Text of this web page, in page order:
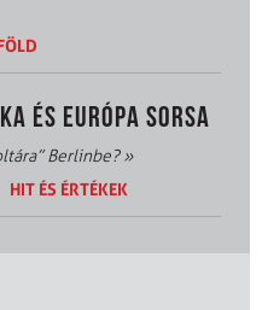
ÉS EURÓPA SORSA
Berlinbe?»
HIT ÉS ÉRTÉKEK